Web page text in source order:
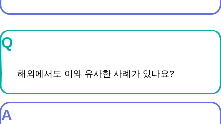
Q
해외에서도 이와 유사한 사례가 있나요?
A